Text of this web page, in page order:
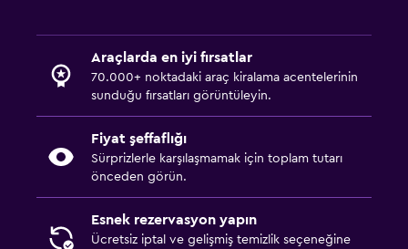
Araçlarda en iyi fırsatlar
70.000+ noktadaki araç kiralama acentelerinin
sunduğu fırsatları görüntüleyin.
Fiyat şeffaflığı
Sürprizlerle karşılaşmamak için toplam tutarı
önceden görün.
Esnek rezervasyon yapın
Ücretsiz iptal ve gelişmiş temizlik seçeneğine